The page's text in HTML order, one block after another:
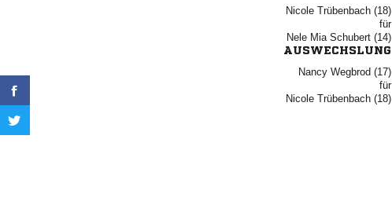
  
für
   
AUSWECHSLUNG
  
für
  